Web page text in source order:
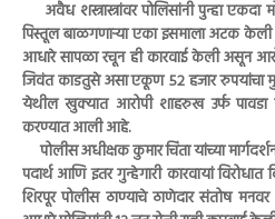
अवैध शस्त्रास्त्रांवर पोलिसांनी पुन्हा एकदा
पिस्तूल बाळगणाऱ्या एका इसमाला अटक केली
आधारे सापळा रचून ही कारवाई केली असून
जिवंत काडतुसे असा एकूण ५२ हजार रुपयांचा
येथील खुक्यात आरोपी शाहरुख उर्फ पावडा
करण्यात आली आहे.
पोलीस अधीक्षक कुमार चिंता यांच्या
पदार्थ आणि इतर गुन्हेगारी कारवायां
शिरपूर पोलीस ठाण्याचे ठाणेदार संतोष मनवर